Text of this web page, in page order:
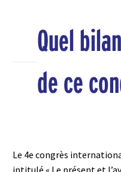
Quel
de ce
Le 4e congrès